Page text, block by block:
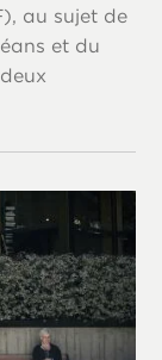
au sujet de
et du